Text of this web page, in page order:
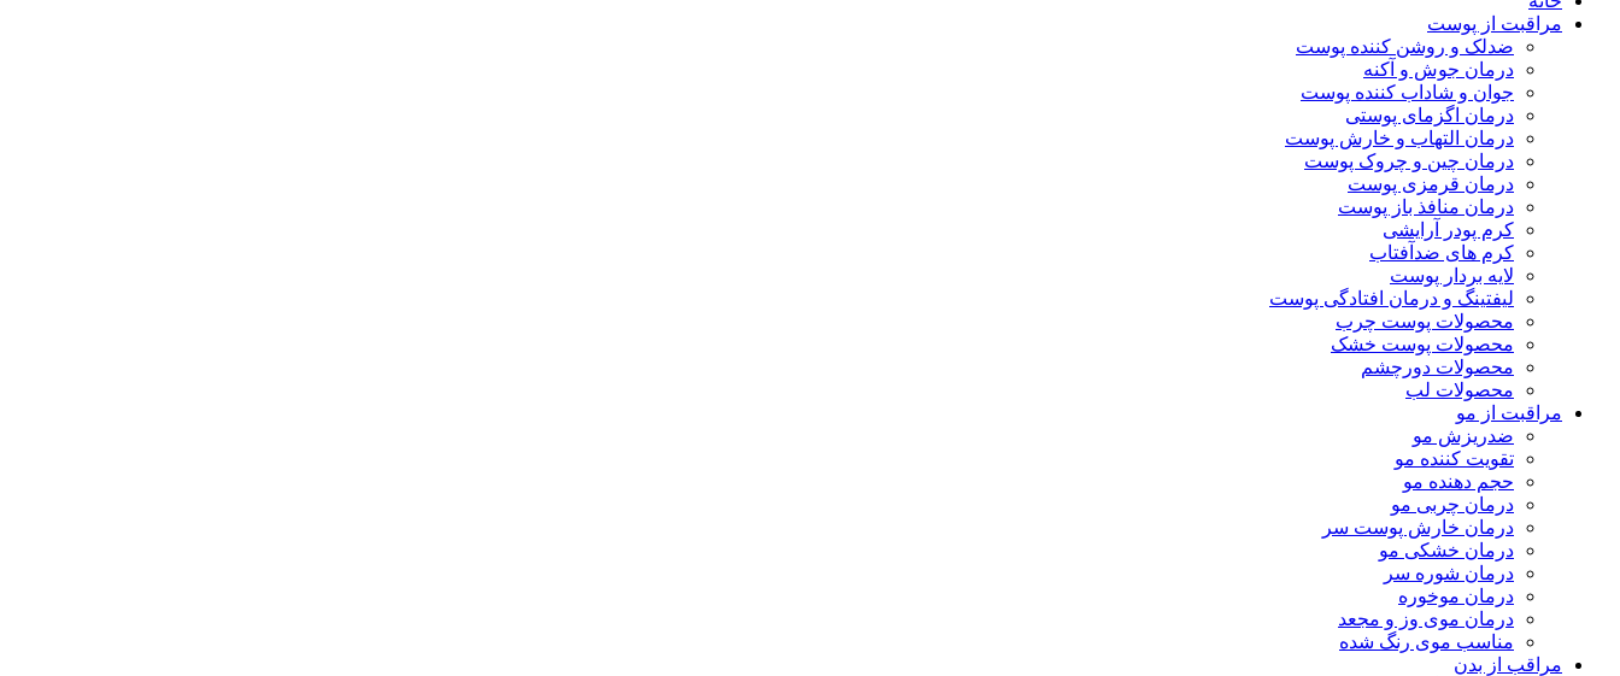
مراقبت از پوست
ضدلک و روشن کننده پوست
درمان جوش و آکنه
جوان و شاداب کننده پوست
درمان اگزمای پوستی
درمان التهاب و خارش پوست
درمان چین و چروک پوست
درمان قرمزی پوست
درمان منافذ باز پوست
کرم پودر آرایشی
کرم های ضدآفتاب
لایه بردار پوست
لیفتینگ و درمان افتادگی پوست
محصولات پوست چرب
محصولات پوست خشک
محصولات دورچشم
محصولات لب
مراقبت از مو
ضدریزش مو
تقویت کننده مو
حجم دهنده مو
درمان چربی مو
درمان خارش پوست سر
درمان خشکی مو
درمان شوره سر
درمان موخوره
درمان موی وز و مجعد
مناسب موی رنگ شده
مراقب از بدن